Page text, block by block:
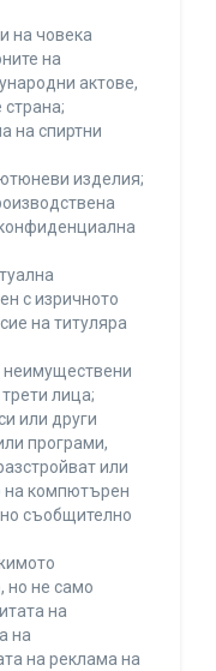
на човека
на
актове,
на спиртни
изделия;
с изричното
на титуляра
лица;
или други
програми,
или
на компютърен
съобщително
но не само
на
на
на реклама на